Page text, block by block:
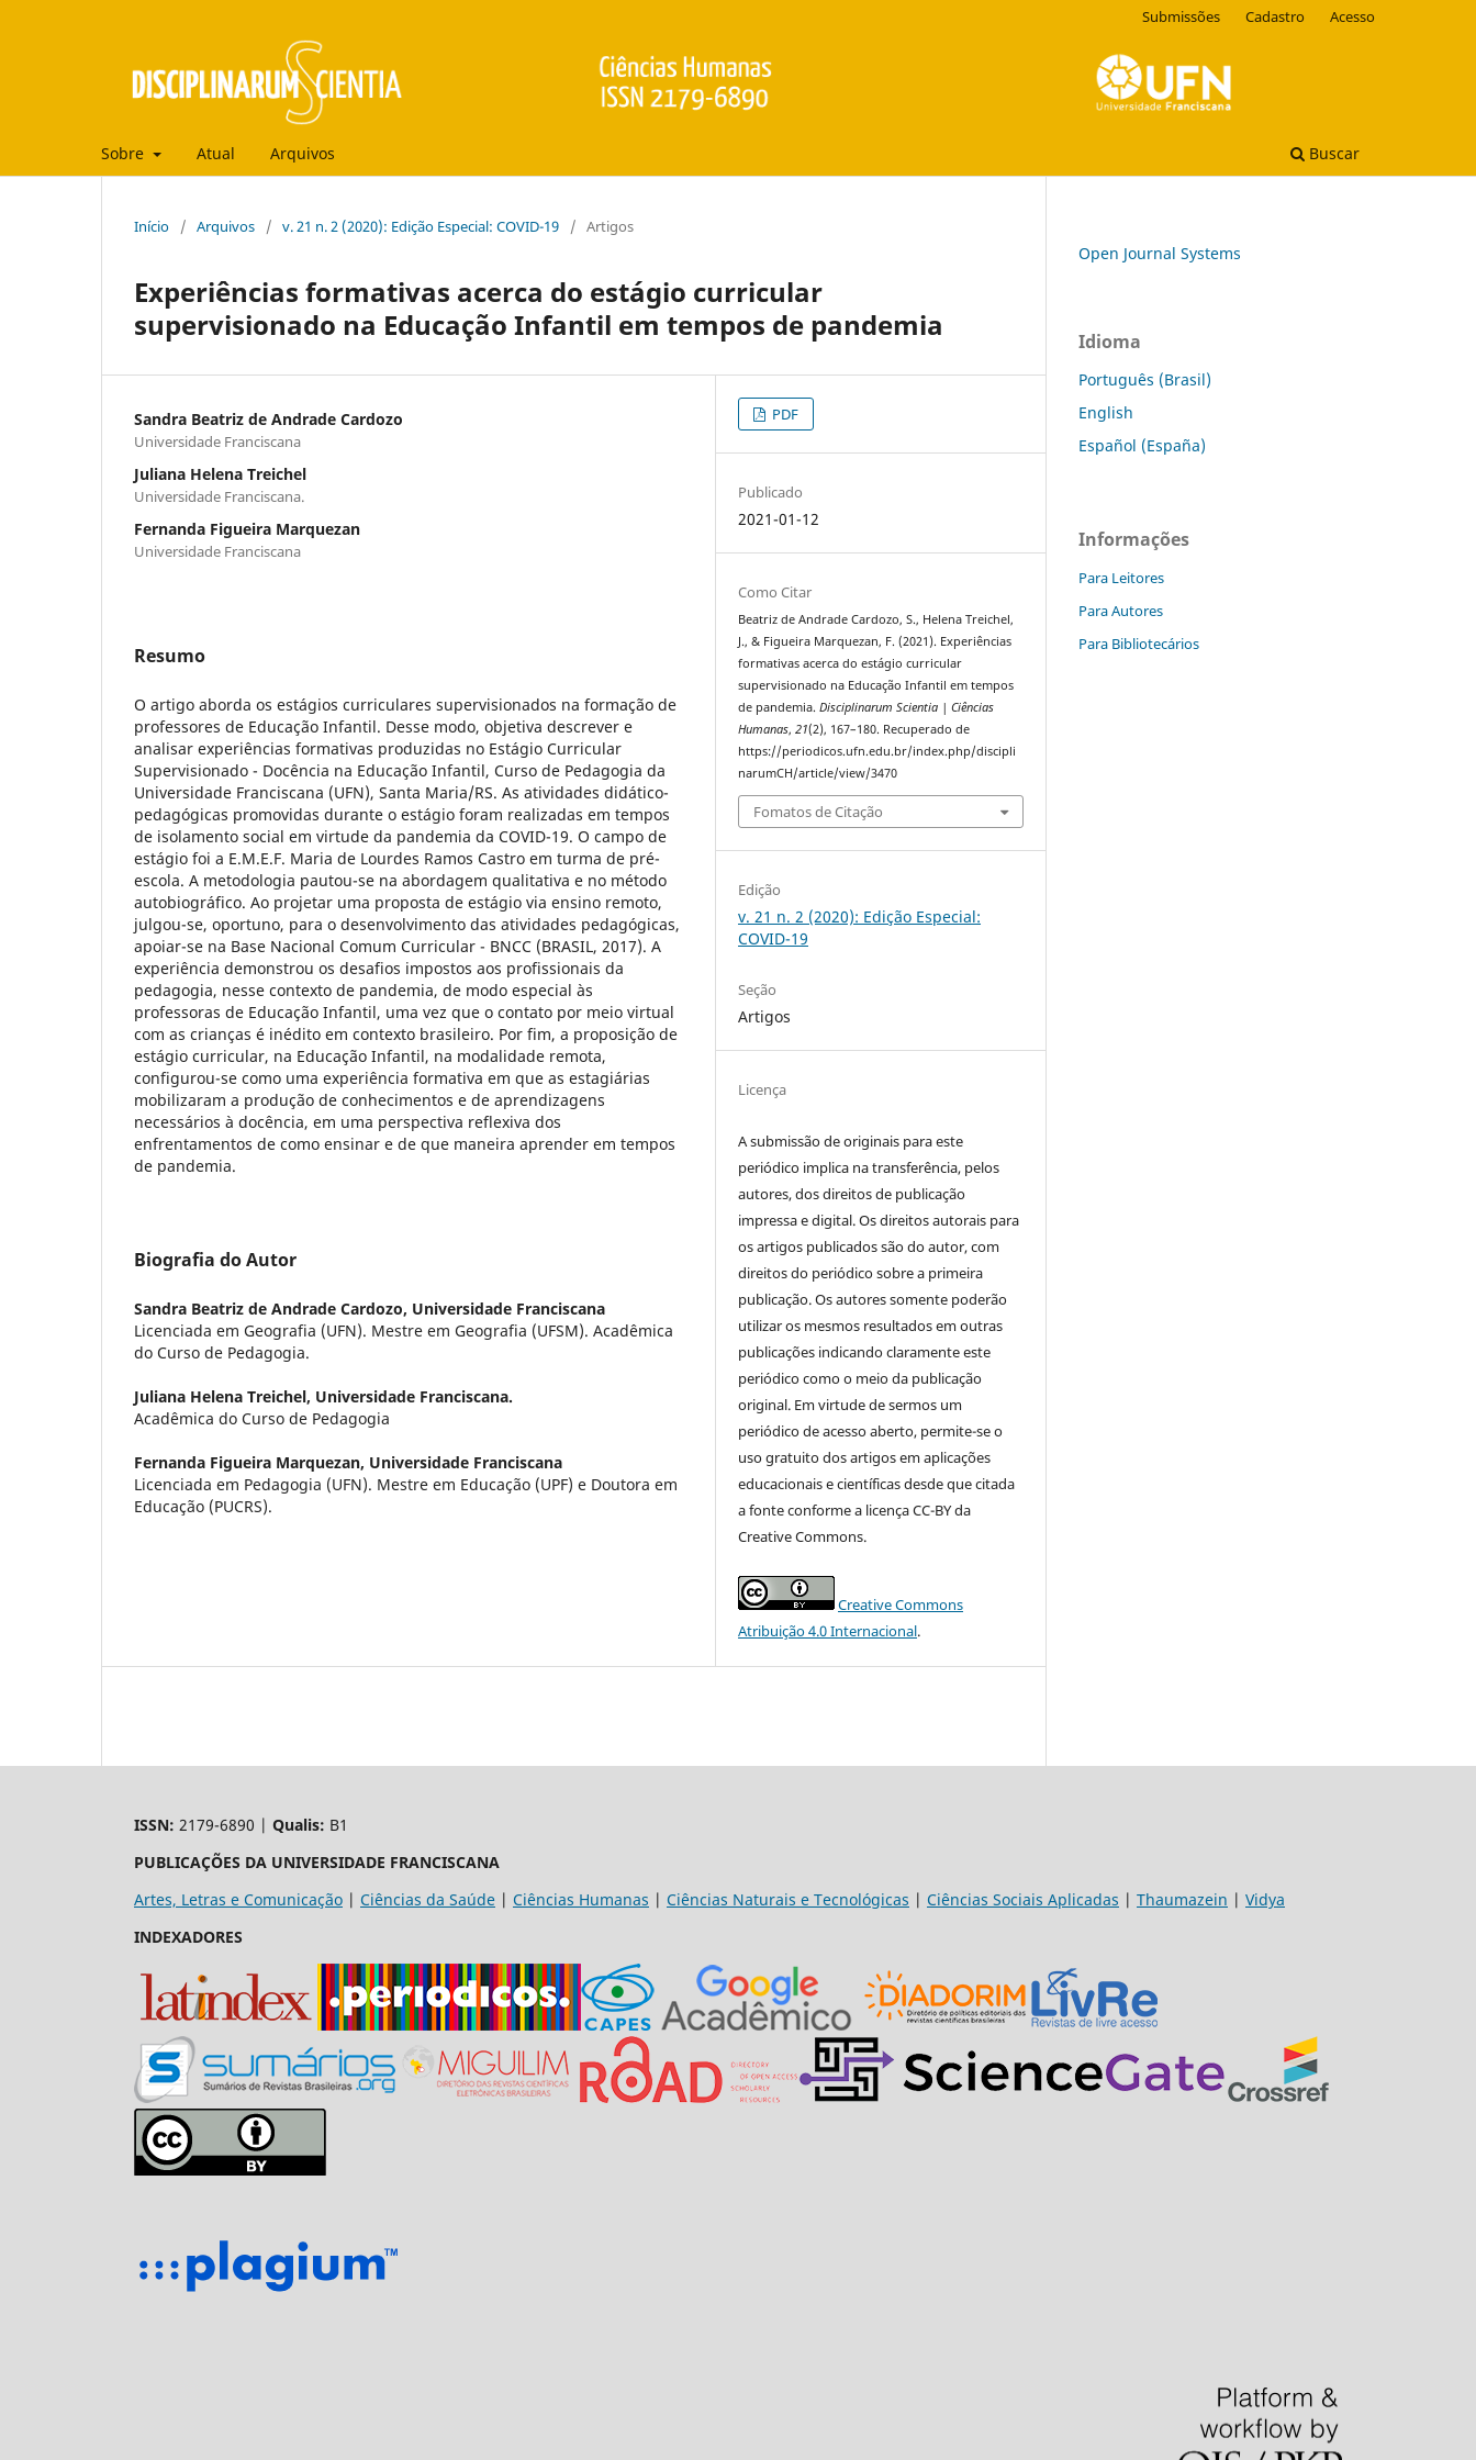
Sobre Atual Arquivos Buscar
Submissões Cadastro Acesso
Início / Arquivos / v. 21 n. 2 (2020): Edição Especial: COVID-19 / Artigos
Experiências formativas acerca do estágio curricular
supervisionado na Educação Infantil em tempos de pandemia
Sandra Beatriz de Andrade Cardozo
Universidade Franciscana
Juliana Helena Treichel
Universidade Franciscana.
Fernanda Figueira Marquezan
Universidade Franciscana
Resumo
O artigo aborda os estágios curriculares supervisionados na formação de
professores de Educação Infantil. Desse modo, objetiva descrever e
analisar experiências formativas produzidas no Estágio Curricular
Supervisionado - Docência na Educação Infantil, Curso de Pedagogia da
Universidade Franciscana (UFN), Santa Maria/RS. As atividades didático-
pedagógicas promovidas durante o estágio foram realizadas em tempos
de isolamento social em virtude da pandemia da COVID-19. O campo de
estágio foi a E.M.E.F. Maria de Lourdes Ramos Castro em turma de pré-
escola. A metodologia pautou-se na abordagem qualitativa e no método
autobiográfico. Ao projetar uma proposta de estágio via ensino remoto,
julgou-se, oportuno, para o desenvolvimento das atividades pedagógicas,
apoiar-se na Base Nacional Comum Curricular - BNCC (BRASIL, 2017). A
experiência demonstrou os desafios impostos aos profissionais da
pedagogia, nesse contexto de pandemia, de modo especial às
professoras de Educação Infantil, uma vez que o contato por meio virtual
com as crianças é inédito em contexto brasileiro. Por fim, a proposição de
estágio curricular, na Educação Infantil, na modalidade remota,
configurou-se como uma experiência formativa em que as estagiárias
mobilizaram a produção de conhecimentos e de aprendizagens
necessários à docência, em uma perspectiva reflexiva dos
enfrentamentos de como ensinar e de que maneira aprender em tempos
de pandemia.
Biografia do Autor
Sandra Beatriz de Andrade Cardozo, Universidade Franciscana
Licenciada em Geografia (UFN). Mestre em Geografia (UFSM). Acadêmica
do Curso de Pedagogia.
Juliana Helena Treichel, Universidade Franciscana.
Acadêmica do Curso de Pedagogia
Fernanda Figueira Marquezan, Universidade Franciscana
Licenciada em Pedagogia (UFN). Mestre em Educação (UPF) e Doutora em
Educação (PUCRS).
PDF
Publicado
2021-01-12
Como Citar
Beatriz de Andrade Cardozo, S., Helena Treichel,
J., & Figueira Marquezan, F. (2021). Experiências
formativas acerca do estágio curricular
supervisionado na Educação Infantil em tempos
de pandemia.Disciplinarum Scientia | Ciências
Humanas,21(2), 167–180. Recuperado de
https://periodicos.ufn.edu.br/index.php/discipli
narumCH/article/view/3470
Fomatos de Citação
Edição
v. 21 n. 2 (2020): Edição Especial:
COVID-19
Seção
Artigos
Licença
A submissão de originais para este
periódico implica na transferência, pelos
autores, dos direitos de publicação
impressa e digital. Os direitos autorais para
os artigos publicados são do autor, com
direitos do periódico sobre a primeira
publicação. Os autores somente poderão
utilizar os mesmos resultados em outras
publicações indicando claramente este
periódico como o meio da publicação
original. Em virtude de sermos um
periódico de acesso aberto, permite-se o
uso gratuito dos artigos em aplicações
educacionais e científicas desde que citada
a fonte conforme a licença CC-BY da
Creative Commons.
Creative Commons
Atribuição 4.0 Internacional.
Open Journal Systems
Idioma
Português (Brasil)
English
Español (España)
Informações
Para Leitores
Para Autores
Para Bibliotecários
ISSN: 2179-6890 | Qualis: B1
PUBLICAÇÕES DA UNIVERSIDADE FRANCISCANA
Artes, Letras e Comunicação | Ciências da Saúde | Ciências Humanas | Ciências Naturais e Tecnológicas | Ciências Sociais Aplicadas | Thaumazein | Vidya
INDEXADORES